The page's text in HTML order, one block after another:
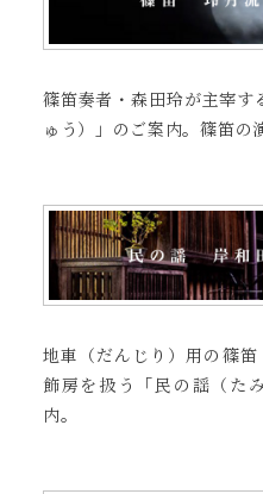
篠笛奏者・森田玲が主宰す
ゅう）」のご案内。篠笛の
地車（だんじり）用の篠
飾房を扱う「民の謡（た
内。